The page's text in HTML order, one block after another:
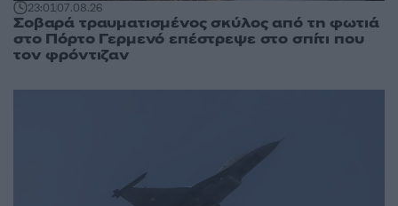
23:0107.08.26
Σοβαρά τραυματισμένος σκύλος από τη φωτιά
στο Πόρτο Γερμενό επέστρεψε στο σπίτι που
τον φρόντιζαν